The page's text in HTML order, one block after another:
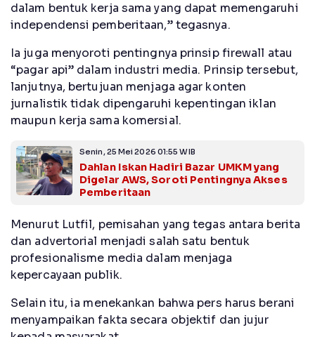
dalam bentuk kerja sama yang dapat memengaruhi
independensi pemberitaan,” tegasnya.
Ia juga menyoroti pentingnya prinsip firewall atau
“pagar api” dalam industri media. Prinsip tersebut,
lanjutnya, bertujuan menjaga agar konten
jurnalistik tidak dipengaruhi kepentingan iklan
maupun kerja sama komersial.
Senin, 25 Mei 2026 01:55 WIB
Dahlan Iskan Hadiri Bazar UMKM yang
Digelar AWS, Soroti Pentingnya Akses
Pemberitaan
Menurut Lutfil, pemisahan yang tegas antara berita
dan advertorial menjadi salah satu bentuk
profesionalisme media dalam menjaga
kepercayaan publik.
Selain itu, ia menekankan bahwa pers harus berani
menyampaikan fakta secara objektif dan jujur